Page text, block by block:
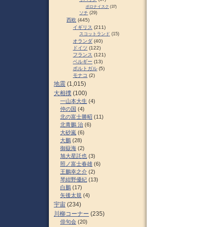
ポロナイスク (37)
ソチ (29)
西欧 (445)
イギリス (211)
スコットランド (15)
オランダ (40)
ドイツ (122)
フランス (121)
ベルギー (13)
ポルトガル (5)
モナコ (2)
地震 (1,015)
大相撲 (100)
一山本大生 (4)
仲の国 (4)
北の富士勝昭 (11)
北青鵬 治 (6)
大砂嵐 (6)
大鵬 (28)
御嶽海 (2)
旭大星託也 (3)
照ノ富士春雄 (6)
王鵬幸之介 (2)
琴紺野優紀 (13)
白鵬 (17)
矢後太規 (4)
宇宙 (234)
川柳コーナー (235)
俳句会 (20)